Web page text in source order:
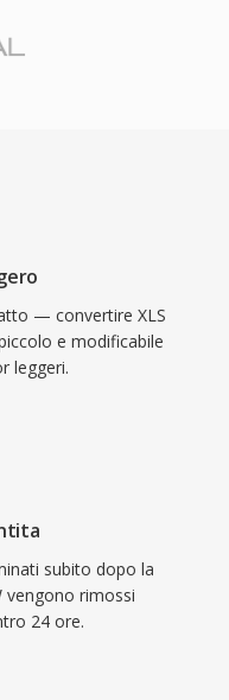
— convertire XLS
e modificabile
leggeri.
subito dopo la
vengono rimossi
24 ore.